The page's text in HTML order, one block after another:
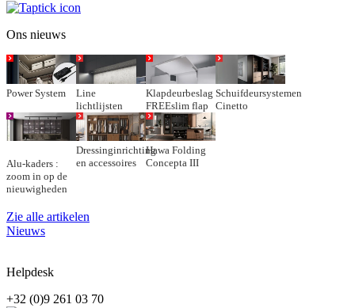
Ons nieuws
Power System
Line
lichtlijsten
Klapdeurbeslag
FREEslim flap
Schuifdeursystemen
Cinetto
Alu-kaders :
zoom in op de
nieuwigheden
Dressinginrichting
en accessoires
Hawa Folding
Concepta III
Zie alle artikelen
Nieuws
Helpdesk
+32 (0)9 261 03 70